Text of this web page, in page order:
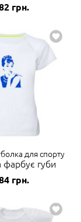
грн.
для спорту
фарбує губи
грн.